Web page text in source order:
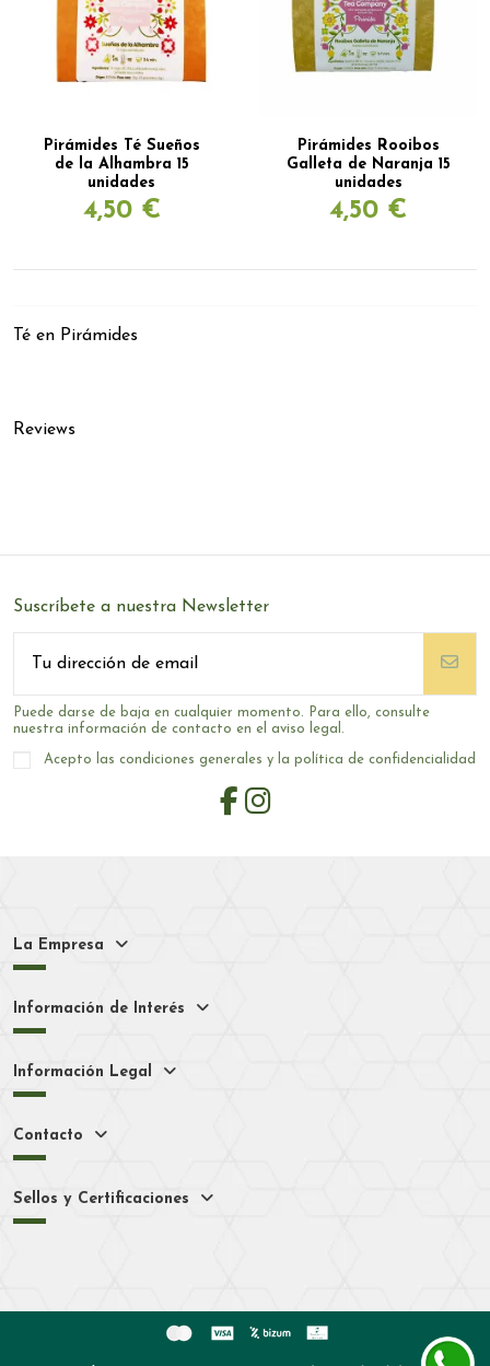
Pirámides Té Sueños
de la Alhambra 15
unidades
4,50 €
Pirámides Rooibos
Galleta de Naranja 15
unidades
4,50 €
Té en Pirámides
Reviews
Suscríbete a nuestra Newsletter
Puede darse de baja en cualquier momento. Para ello, consulte
nuestra información de contacto en el aviso legal.
Acepto las condiciones generales y la política de confidencialidad
La Empresa
Información de Interés
Información Legal
Contacto
Sellos y Certificaciones